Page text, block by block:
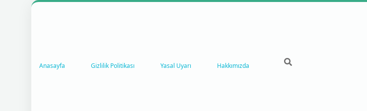
Anasayfa Gizlilik Politikası Yasal Uyarı Hakkımızda